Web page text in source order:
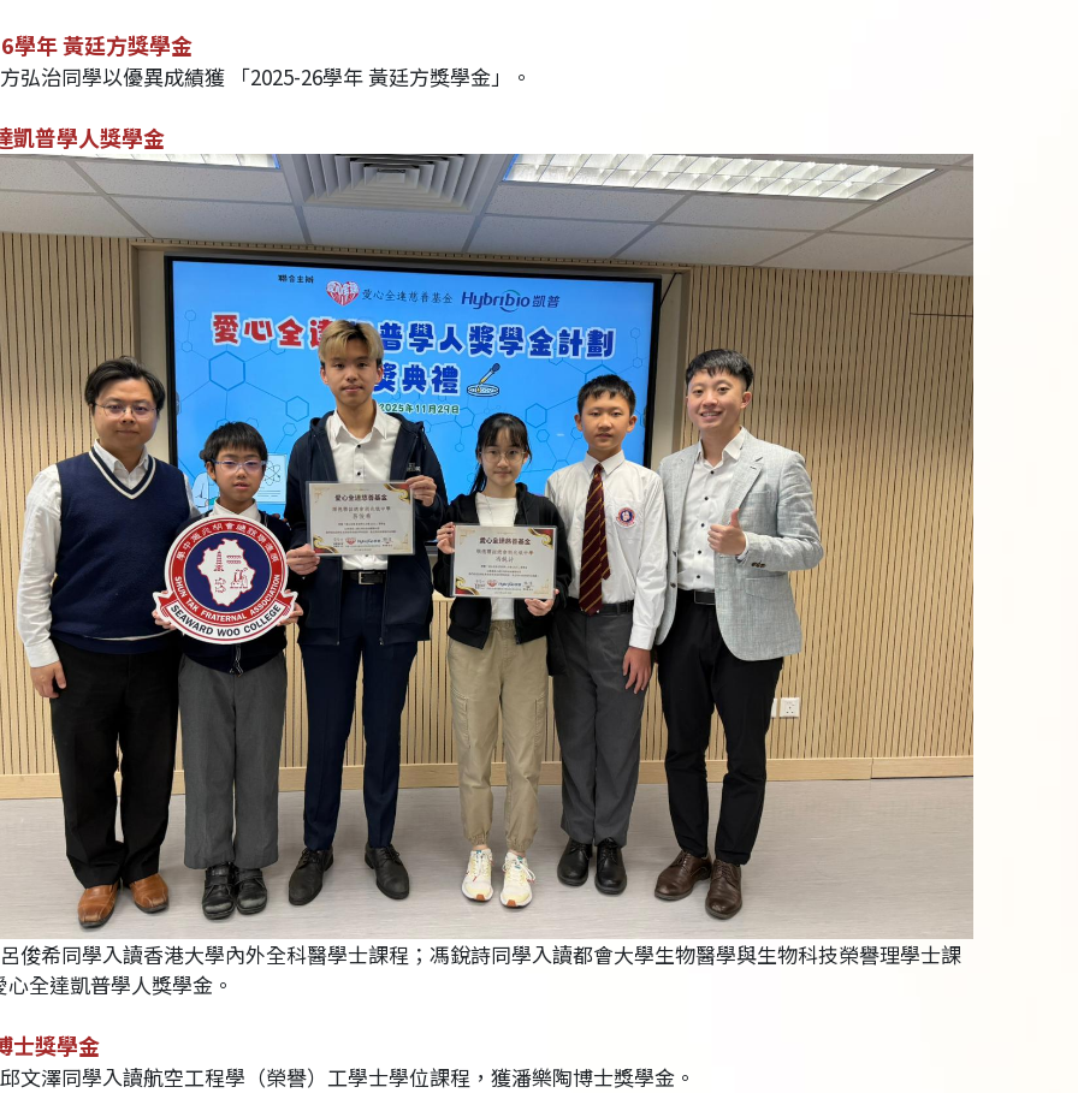
學年 黃廷方獎學金
弘治同學以優異成績獲 「2025-26學年 黃廷方獎學金」。
凱普學人獎學金
俊希同學入讀香港大學內外全科醫學士課程；馮銳詩同學入讀都會大學生物醫學與生物科技榮譽理學士課
全達凱普學人獎學金。
士獎學金
文澤同學入讀航空工程學（榮譽）工學士學位課程，獲潘樂陶博士獎學金。